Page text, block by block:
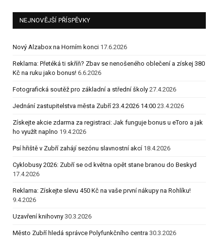
NEJNOVĚJŠÍ PŘÍSPĚVKY
Nový Alzabox na Horním konci 17.6.2026
Reklama: Přetéká ti skříň? Zbav se nenošeného oblečení a získej 380
Kč na ruku jako bonus! 6.6.2026
Fotografická soutěž pro základní a střední školy 27.4.2026
Jednání zastupitelstva města Zubří 23.4.2026 14:00 23.4.2026
Získejte akcie zdarma za registraci: Jak funguje bonus u eToro a jak
ho využít naplno 19.4.2026
Psí hřiště v Zubří zahájí sezónu slavnostní akcí 18.4.2026
Cyklobusy 2026: Zubří se od května opět stane branou do Beskyd
17.4.2026
Reklama: Získejte slevu 450 Kč na vaše první nákupy na Rohlíku!
9.4.2026
Uzavření knihovny 30.3.2026
Město Zubří hledá správce Polyfunkčního centra 30.3.2026